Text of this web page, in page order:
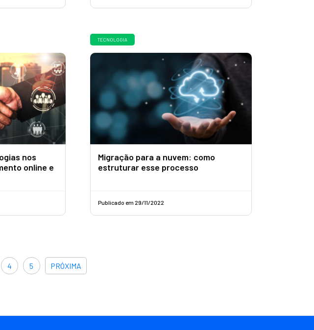
nos
online e
TECNOLOGIA
Migração para a nuvem: como
estruturar esse processo
Publicado em 29/11/2022
4 5 PRÓXIMA